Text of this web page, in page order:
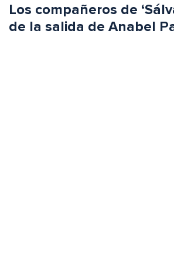
Los compañeros de
de la salida de Anabel